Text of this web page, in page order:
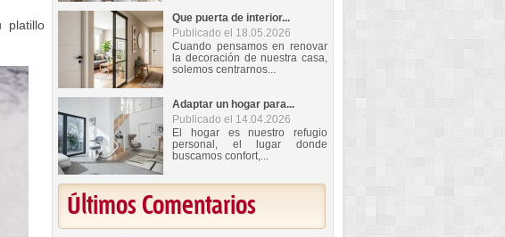
platillo
Que puerta de interior...
Publicado el 18.05.2026
Cuando pensamos en renovar
la decoración de nuestra casa,
solemos centrarnos...
Adaptar un hogar para...
Publicado el 14.04.2026
El hogar es nuestro refugio
personal, el lugar donde
buscamos confort,...
Últimos Comentarios